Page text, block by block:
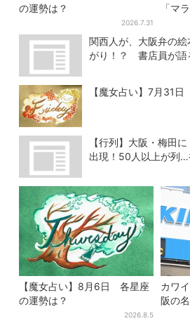
の運勢は？
2026.7.31
「マ
の汗
枚突破
関西人が、大阪弁の
がり！？ 書店員が語
【魔女占い】7月31
【行列】大阪・梅田
出現！50人以上が列…
【魔女占い】8月6日 各星座
の運勢は？
2026.8.5
カワ
阪の
ん」